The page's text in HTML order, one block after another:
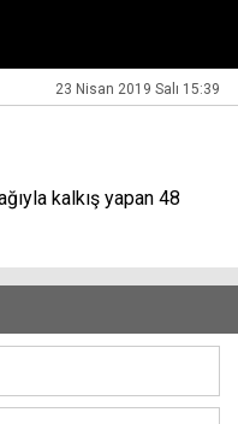
23 Nisan 2019 Salı 15:39
kalkış yapan 48